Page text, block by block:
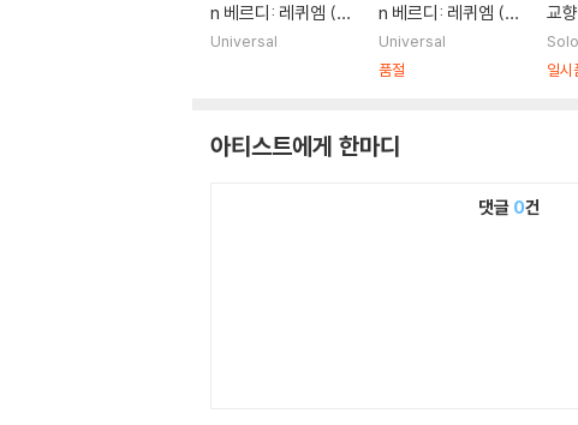
n 베르디: 레퀴엠 (Ve
rdi: Messa da Req
Universal
n 베르디: 레퀴엠 (Ve
rdi: Messa da Req
uiem) [2LP]
Universal
품절
교
일시
아티스트에게 한마디
댓글 0건